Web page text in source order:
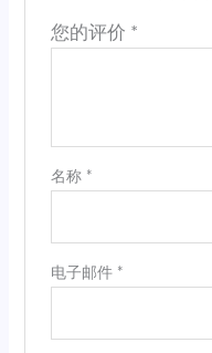
您的评价 *
名称 *
电子邮件 *